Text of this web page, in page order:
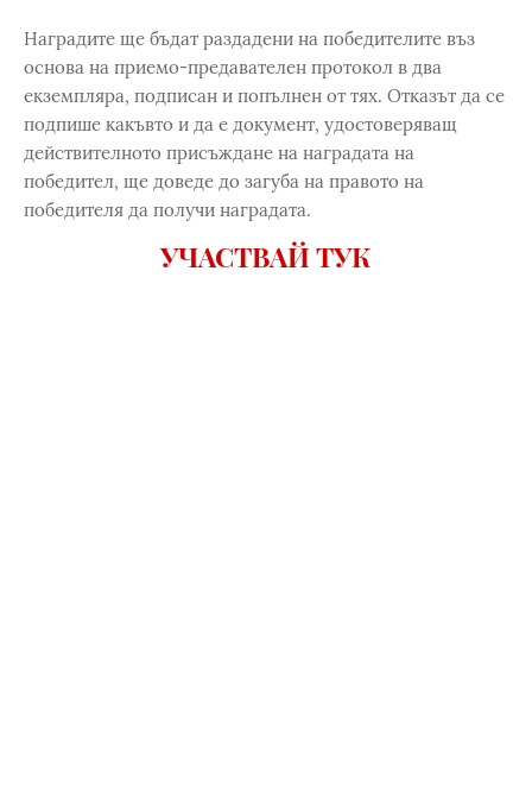
Наградите ще бъдат раздадени на победителите въз
основа на приемо-предавателен протокол в два
екземпляра, подписан и попълнен от тях. Отказът да се
подпише какъвто и да е документ, удостоверяващ
действителното присъждане на наградата на
победител, ще доведе до загуба на правото на
победителя да получи наградата.
УЧАСТВАЙ ТУК